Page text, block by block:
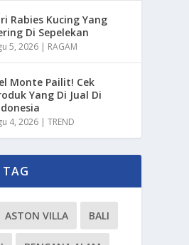
Rabies Kucing Yang
Di Sepelekan
5, 2026 | RAGAM
Monte Pailit! Cek
Yang Di Jual Di
4, 2026 |TREND
ASTON VILLA BALI